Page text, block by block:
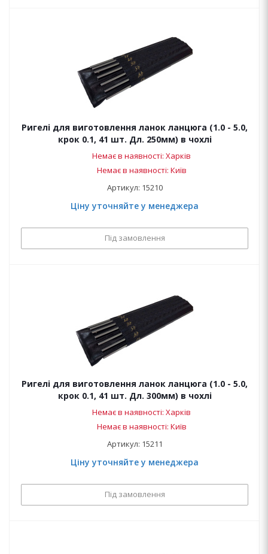
Ригелі для виготовлення ланок ланцюга (1.0 - 5.0,
крок 0.1, 41 шт. Дл. 250мм) в чохлі
Немає в наявності: Харків
Немає в наявності: Київ
Артикул: 15210
Ціну уточняйте у менеджера
Під замовлення
Ригелі для виготовлення ланок ланцюга (1.0 - 5.0,
крок 0.1, 41 шт. Дл. 300мм) в чохлі
Немає в наявності: Харків
Немає в наявності: Київ
Артикул: 15211
Ціну уточняйте у менеджера
Під замовлення